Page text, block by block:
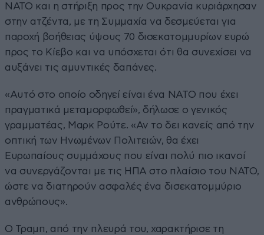
ΝΑΤΟ και η στήριξη προς την Ουκρανία κυριάρχησαν
στην ατζέντα, με τη Συμμαχία να δεσμεύεται για
παροχή βοήθειας ύψους 70 δισεκατομμυρίων ευρώ
προς το Κίεβο και να υπόσχεται ότι θα συνεχίσει να
αυξάνει τις αμυντικές δαπάνες.
«Αυτό στο οποίο οδηγεί είναι ένα ΝΑΤΟ που έχει
πραγματικά μεταμορφωθεί», δήλωσε ο γενικός
γραμματέας, Μαρκ Ρούτε. «Αν το δει κανείς από την
οπτική των Ηνωμένων Πολιτειών, θα έχει
Ευρωπαίους συμμάχους που είναι πολύ πιο ικανοί
να συνεργάζονται με τις ΗΠΑ στο πλαίσιο του ΝΑΤΟ,
ώστε να διατηρούν ασφαλές ένα δισεκατομμύριο
ανθρώπους».
Ο Τραμπ, από την πλευρά του, χαρακτήρισε τη